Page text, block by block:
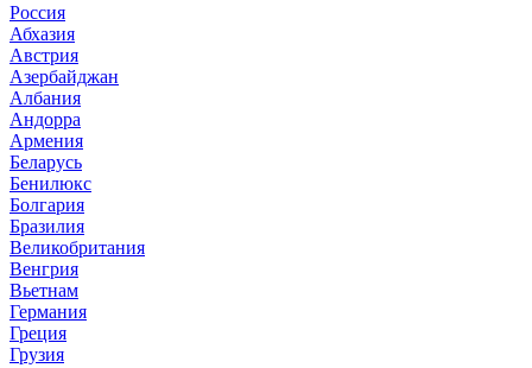
Россия
Абхазия
Австрия
Азербайджан
Албания
Андорра
Армения
Беларусь
Бенилюкс
Болгария
Бразилия
Великобритания
Венгрия
Вьетнам
Германия
Греция
Грузия